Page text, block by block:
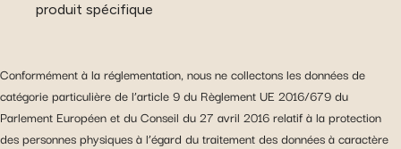
produit spécifique
Conformément à la réglementation, nous ne collectons les données de
catégorie particulière de l’article 9 du Règlement UE 2016/679 du
Parlement Européen et du Conseil du 27 avril 2016 relatif à la protection
des personnes physiques à l’égard du traitement des données à caractère